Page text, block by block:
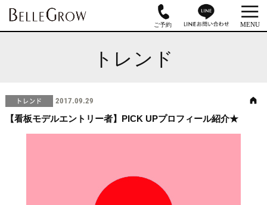
トレンド
トレンド 2017.09.29
【看板モデルエントリー者】PICK UPプロフィール紹介★